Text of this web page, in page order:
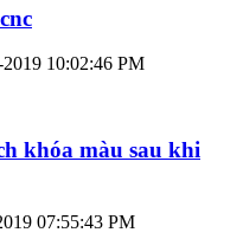
2019 10:02:46 PM
khóa màu sau khi
07:55:43 PM